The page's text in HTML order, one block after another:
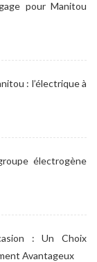
pour Manitou
: l’électrique à
électrogène
: Un Choix
Avantageux